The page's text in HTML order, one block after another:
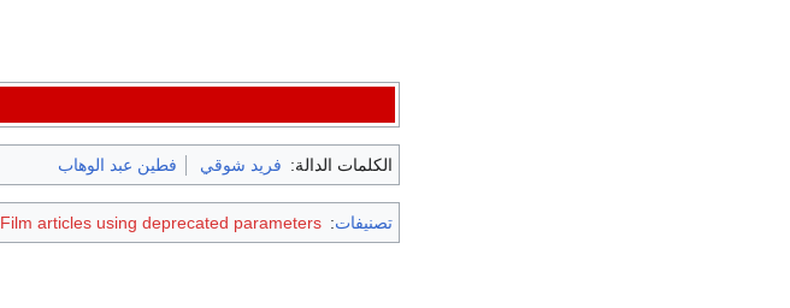
الكلمات الدالة: فريد شوقي فطين عبد الوهاب
تصنيفات:
Film articles using deprecated parameters